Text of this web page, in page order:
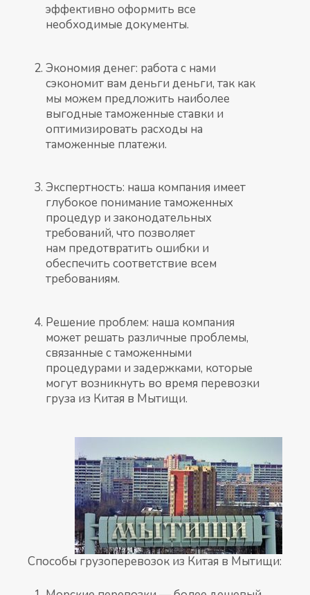
эффективно оформить все
необходимые документы.
Экономия денег: работа с нами
сэкономит вам деньги деньги, так как
мы можем предложить наиболее
выгодные таможенные ставки и
оптимизировать расходы на
таможенные платежи.
Экспертность: наша компания имеет
глубокое понимание таможенных
процедур и законодательных
требований, что позволяет
нам предотвратить ошибки и
обеспечить соответствие всем
требованиям.
Решение проблем: наша компания
может решать различные проблемы,
связанные с таможенными
процедурами и задержками, которые
могут возникнуть во время перевозки
груза из Китая в Мытищи.
Способы грузоперевозок из Китая в Мытищи: